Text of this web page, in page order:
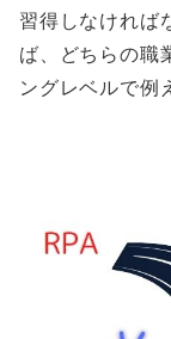
習得しなければ
ば、どちらの職
ングレベルで例